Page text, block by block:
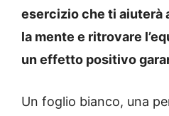
esercizio che ti aiuterà
la mente e ritrovare
un effetto positivo
Un foglio bianco, una